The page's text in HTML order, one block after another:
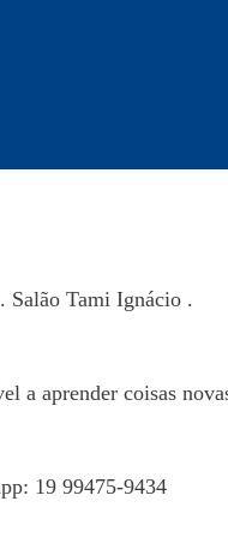
Salão Tami Ignácio .
a aprender coisas
19 99475-9434